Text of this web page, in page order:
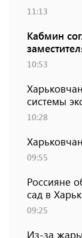
11:13
Кабмин
10:53
системы
10:28
09:55
Россияне
сад в
09:25
Из-за